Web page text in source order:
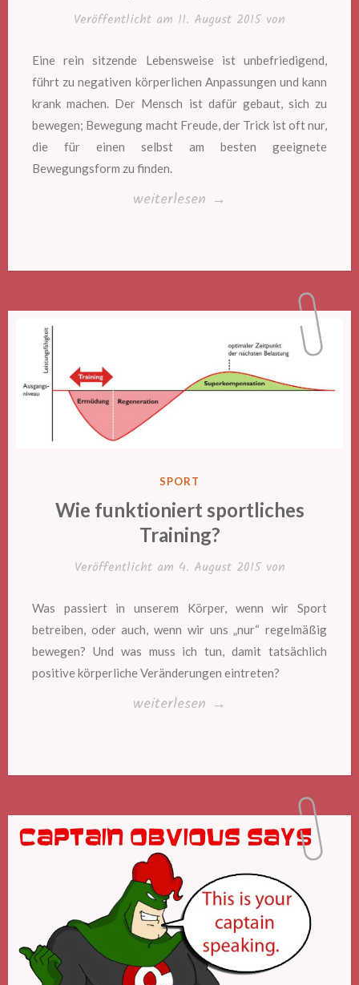
Veröffentlicht am 11. August 2015von
Eine rein sitzende Lebensweise ist unbefriedigend,
führt zu negativen körperlichen Anpassungen und kann
krank machen. Der Mensch ist dafür gebaut, sich zu
bewegen; Bewegung macht Freude, der Trick ist oft nur,
die für einen selbst am besten geeignete
Bewegungsform zu finden.
„Spaß
weiterlesen →
VERÖFFENTLICHT
SPORT
Wie funktioniert sportliches
Training?
Veröffentlicht am 4. August 2015von
Was passiert in unserem Körper, wenn wir Sport
betreiben, oder auch, wenn wir uns „nur“ regelmäßig
bewegen? Und was muss ich tun, damit tatsächlich
positive körperliche Veränderungen eintreten?
„Wie
Training?“
weiterlesen →